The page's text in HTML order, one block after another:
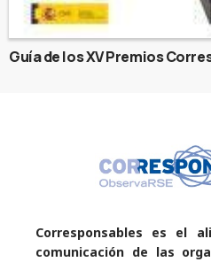
Guía de los XV Premios
Corresponsables es el
comunicación de las